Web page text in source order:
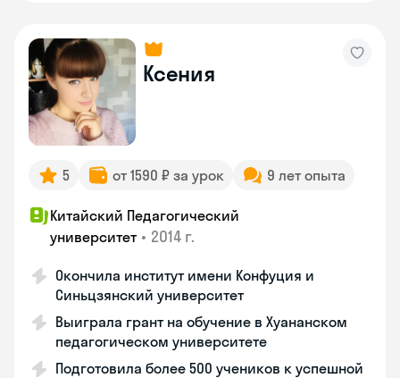
Ксения
5 от 1590 ₽ за урок 9 лет опыта
Китайский Педагогический
университет • 2014 г.
Окончила институт имени Конфуция и
Синьцзянский университет
Выиграла грант на обучение в Хуананском
педагогическом университете
Подготовила более 500 учеников к успешной